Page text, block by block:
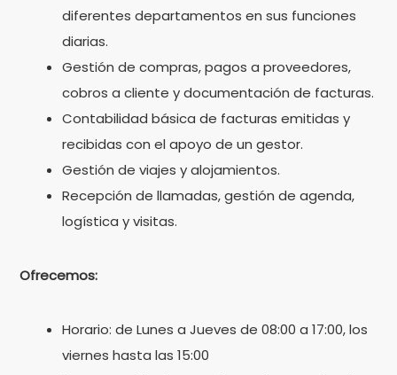
diferentes departamentos en sus funciones
diarias.
Gestión de compras, pagos a proveedores,
cobros a cliente y documentación de facturas.
Contabilidad básica de facturas emitidas y
recibidas con el apoyo de un gestor.
Gestión de viajes y alojamientos.
Recepción de llamadas, gestión de agenda,
logística y visitas.
Ofrecemos:
Horario: de Lunes a Jueves de 08:00 a 17:00, los
viernes hasta las 15:00